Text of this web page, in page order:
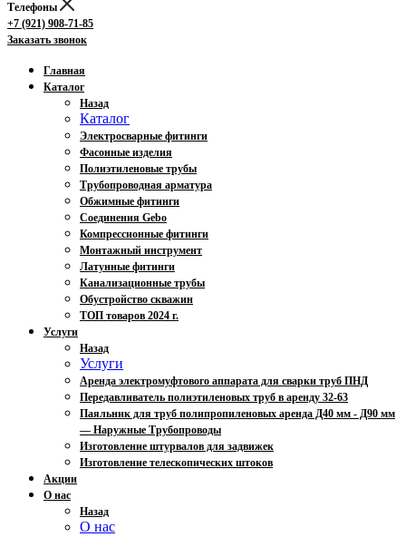
Телефоны
+7 (921) 908-71-85
Заказать звонок
Главная
Каталог
Назад
Каталог
Электросварные фитинги
Фасонные изделия
Полиэтиленовые трубы
Трубопроводная арматура
Обжимные фитинги
Соединения Gebo
Компрессионные фитинги
Монтажный инструмент
Латунные фитинги
Канализационные трубы
Обустройство скважин
ТОП товаров 2024 г.
Услуги
Назад
Услуги
Аренда электромуфтового аппарата для сварки труб ПНД
Передавливатель полиэтиленовых труб в аренду 32-63
Паяльник для труб полипропиленовых аренда Д40 мм - Д90 мм
— Наружные Трубопроводы
Изготовление штурвалов для задвижек
Изготовление телескопических штоков
Акции
О нас
Назад
О нас